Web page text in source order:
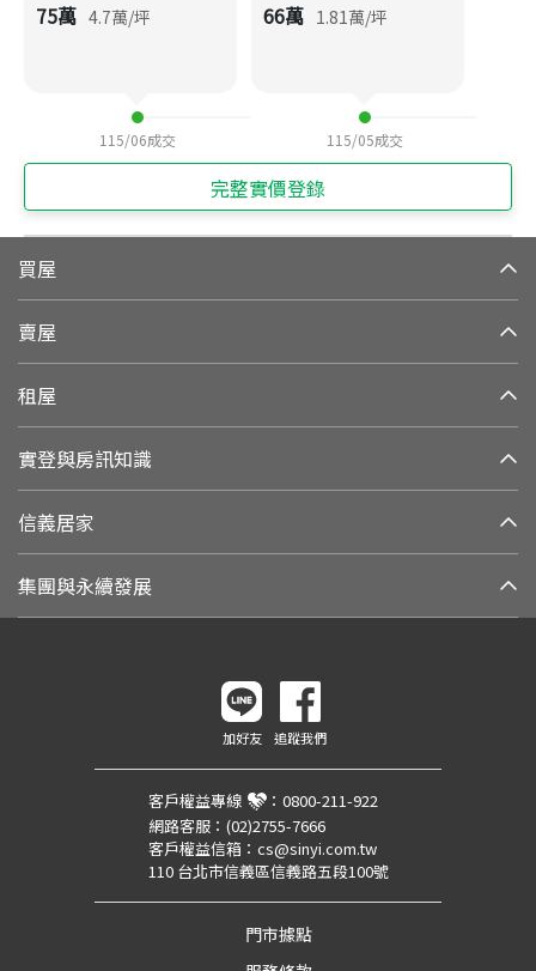
75萬 4.7萬/坪
115/06成交
66萬 1.81萬/坪
115/05成交
完整實價登錄
買屋
賣屋
租屋
實登與房訊知識
信義居家
集團與永續發展
加好友 追蹤我們
客戶權益專線 ： 0800-211-922
網路客服： (02)2755-7666
客戶權益信箱： cs@sinyi.com.tw
110 台北市信義區信義路五段100號
門市據點